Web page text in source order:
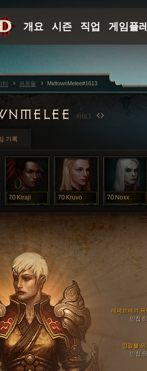
#1613
기록
70 Kiraji 70 Kruvo 70 Noxx
잉걸불 외
민첩
레페브레의 독
민첩
티 프로필 MidtownMelee#1613